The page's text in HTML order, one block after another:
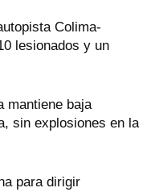
Colima-
lesionados y un
mantiene baja
sin explosiones en la
para dirigir